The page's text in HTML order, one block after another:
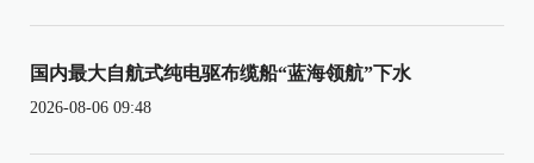
国内最大自航式纯电驱布缆船“蓝海领航”下水
2026-08-06 09:48